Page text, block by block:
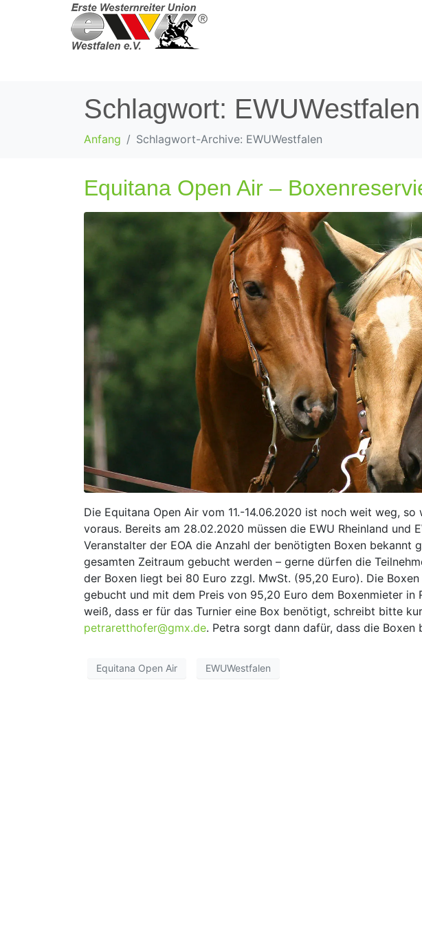
Schlagwort: EWUWestfalen
Anfang Schlagwort-Archive: EWUWestfalen
Equitana Open Air –
Die Equitana Open Air vom 11.-14.06.2020 ist noch weit weg,
voraus. Bereits am 28.02.2020 müssen die EWU Rheinland und
Veranstalter der EOA die Anzahl der benötigten Boxen bekannt
gesamten Zeitraum gebucht werden – gerne dürfen die
der Boxen liegt bei 80 Euro zzgl. MwSt. (95,20 Euro). Die
gebucht und mit dem Preis von 95,20 Euro dem Boxenmieter in
weiß, dass er für das Turnier eine Box benötigt, schreibt bitte
petraretthofer@gmx.de. Petra sorgt dann dafür, dass die
Equitana Open Air EWUWestfalen